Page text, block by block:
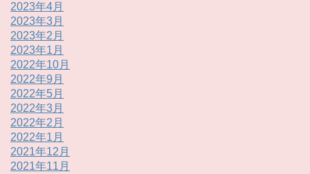
2023年4月
2023年3月
2023年2月
2023年1月
2022年10月
2022年9月
2022年5月
2022年3月
2022年2月
2022年1月
2021年12月
2021年11月